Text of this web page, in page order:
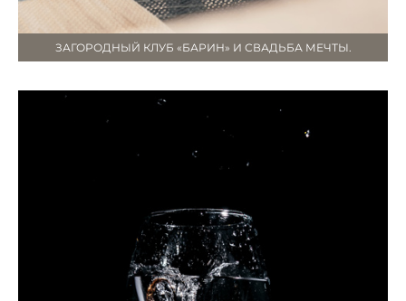
ЗАГОРОДНЫЙ КЛУБ «БАРИН» И СВАДЬБА МЕЧТЫ.